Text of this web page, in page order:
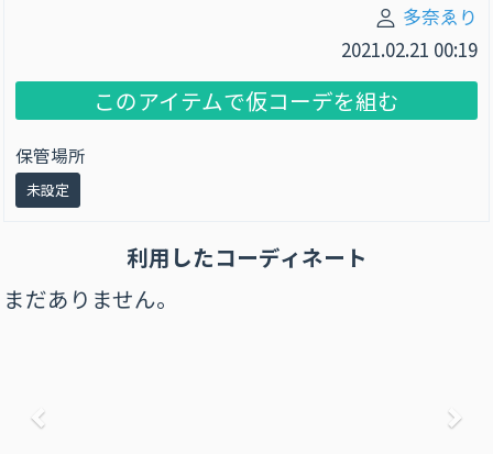
多奈ゑり
2021.02.21 00:19
このアイテムで仮コーデを組む
保管場所
未設定
利用したコーディネート
まだありません。